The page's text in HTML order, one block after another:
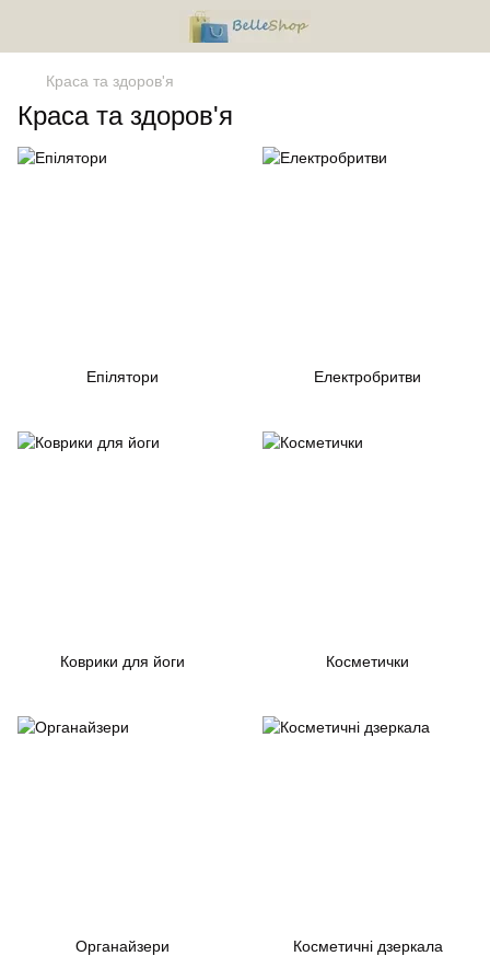
Краса та здоров'я
Краса та здоров'я
Епілятори Електробритви
Коврики для йоги Косметички
Органайзери Косметичні дзеркала